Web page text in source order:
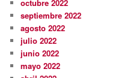
octubre 2022
septiembre 2022
agosto 2022
julio 2022
junio 2022
mayo 2022